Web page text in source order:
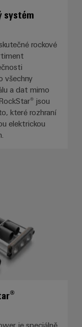
systém
rockové
všechny
a dat mimo
jsou
které rozhraní
elektrickou